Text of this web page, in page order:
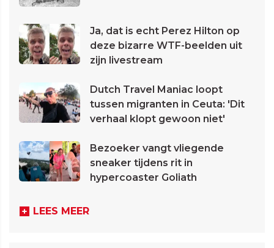
Ja, dat is echt Perez Hilton op
deze bizarre WTF-beelden uit
zijn livestream
Dutch Travel Maniac loopt
tussen migranten in Ceuta: 'Dit
verhaal klopt gewoon niet'
Bezoeker vangt vliegende
sneaker tijdens rit in
hypercoaster Goliath
LEES MEER